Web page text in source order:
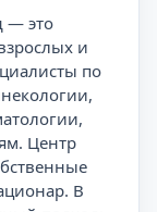
— это
и
по
Центр
В